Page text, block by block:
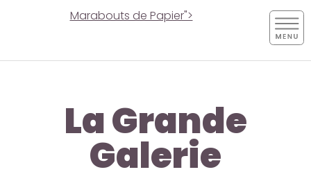
Marabouts de Papier">
La Grande
Galerie